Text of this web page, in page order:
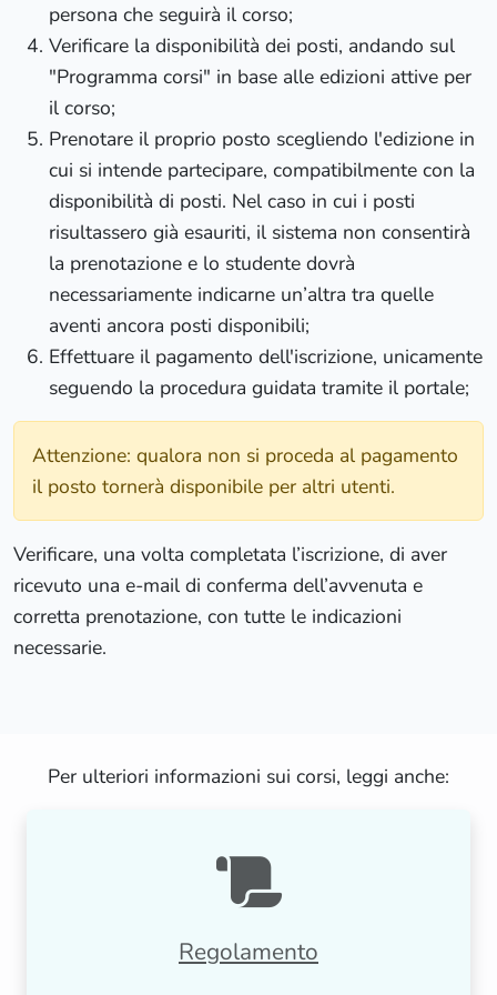
persona che seguirà il corso;
Verificare la disponibilità dei posti, andando sul
"Programma corsi" in base alle edizioni attive per
il corso;
Prenotare il proprio posto scegliendo l'edizione in
cui si intende partecipare, compatibilmente con la
disponibilità di posti. Nel caso in cui i posti
risultassero già esauriti, il sistema non consentirà
la prenotazione e lo studente dovrà
necessariamente indicarne un’altra tra quelle
aventi ancora posti disponibili;
Effettuare il pagamento dell'iscrizione, unicamente
seguendo la procedura guidata tramite il portale;
Attenzione: qualora non si proceda al pagamento
il posto tornerà disponibile per altri utenti.
Verificare, una volta completata l’iscrizione, di aver
ricevuto una e-mail di conferma dell’avvenuta e
corretta prenotazione, con tutte le indicazioni
necessarie.
Per ulteriori informazioni sui corsi, leggi anche:
Regolamento